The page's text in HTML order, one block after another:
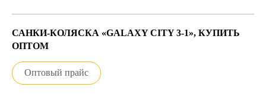
САНКИ-КОЛЯСКА «GALAXY CITY 3-1», КУПИТЬ
ОПТОМ
Оптовый прайс